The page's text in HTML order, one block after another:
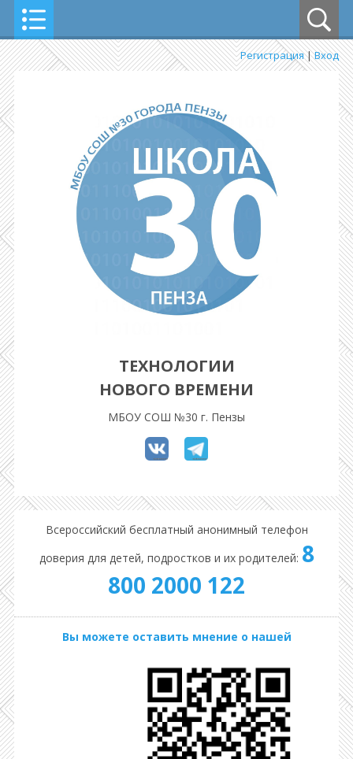
Регистрация|Вход
ТЕХНОЛОГИИ
НОВОГО ВРЕМЕНИ
МБОУ СОШ №30 г. Пензы
Всероссийский бесплатный анонимный телефон
доверия для детей, подростков и их родителей: 8
800 2000 122
Вы можете оставить мнение о нашей